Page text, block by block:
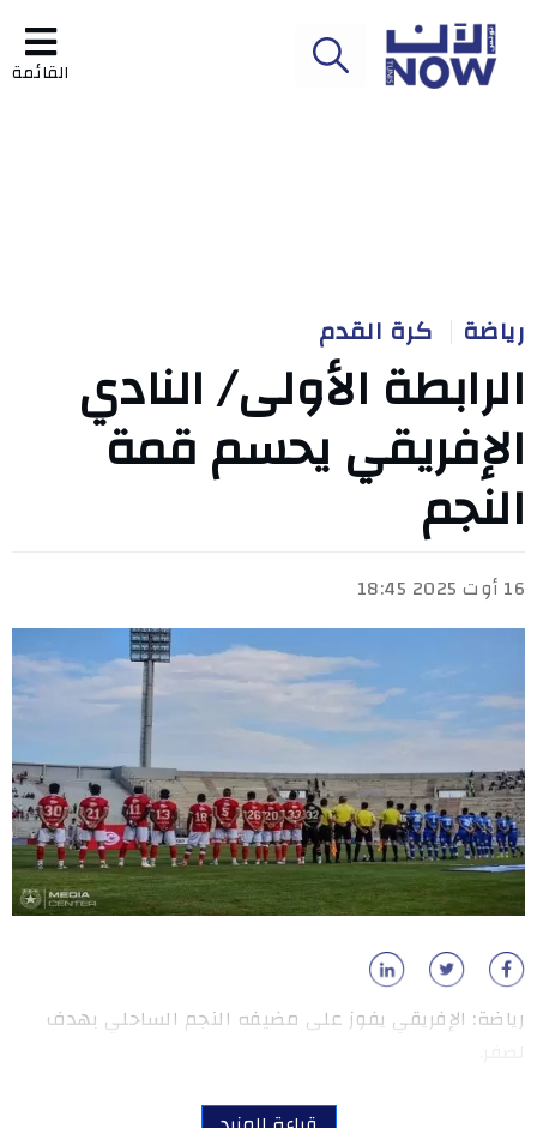
القائمة
رياضة كرة القدم
الرابطة الأولى/ النادي
الإفريقي يحسم قمة
النجم
16 أوت 2025 18:45
رياضة: الإفريقي يفوز على مضيفه النجم الساحلي بهدف